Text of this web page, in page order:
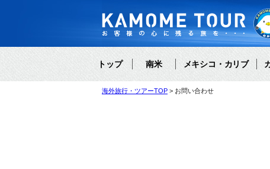
トップ 南米 メキシコ・カリブ
海外旅行・ツアーTOP お問い合わせ